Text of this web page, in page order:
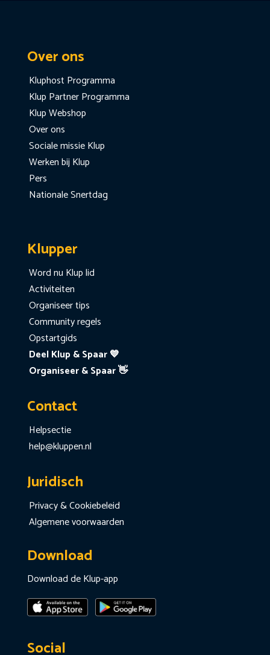
Over ons
Kluphost Programma
Klup Partner Programma
Klup Webshop
Over ons
Sociale missie Klup
Werken bij Klup
Pers
Nationale Snertdag
Klupper
Word nu Klup lid
Activiteiten
Organiseer tips
Community regels
Opstartgids
Deel Klup & Spaar 💙
Organiseer & Spaar 👋
Contact
Helpsectie
help@kluppen.nl
Juridisch
Privacy & Cookiebeleid
Algemene voorwaarden
Download
Download de Klup-app
Social